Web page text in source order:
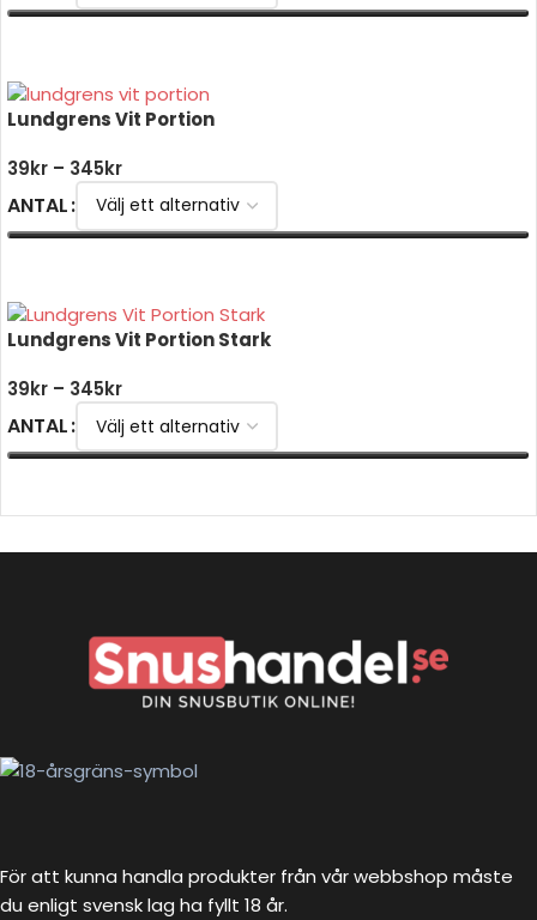
Lundgrens Vit Portion
39kr – 345kr
ANTAL
Lundgrens Vit Portion Stark
39kr – 345kr
ANTAL
För att kunna handla produkter från vår webbshop måste
du enligt svensk lag ha fyllt 18 år.